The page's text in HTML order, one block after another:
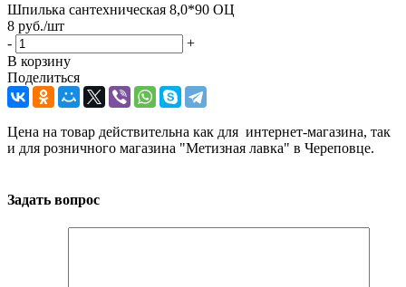
Шпилька сантехническая 8,0*90 ОЦ
8 руб./шт
-
+
В корзину
Поделиться
Цена на товар действительна как для интернет-магазина, так
и для розничного магазина "Метизная лавка" в Череповце.
Задать вопрос